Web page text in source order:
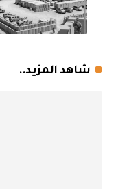
شاهد المزيد..